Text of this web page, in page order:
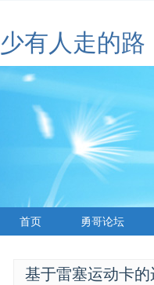
少有人走的路
首页 勇哥论坛
基于雷塞运动卡